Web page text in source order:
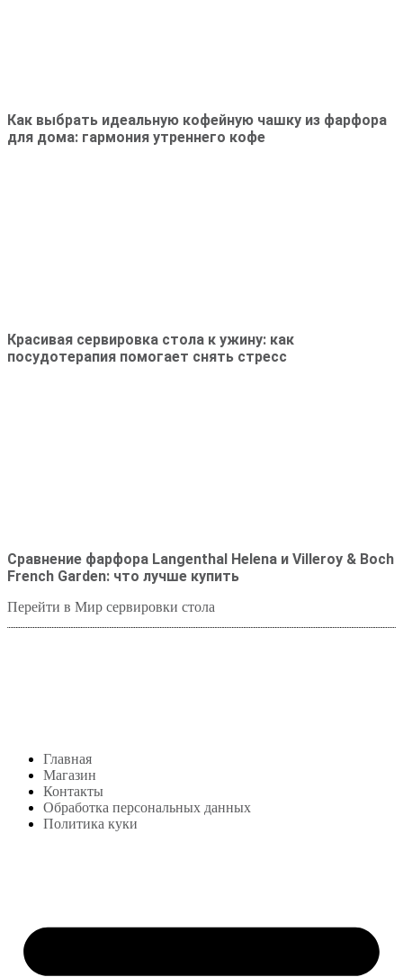
Как выбрать идеальную кофейную чашку из фарфора
для дома: гармония утреннего кофе
Красивая сервировка стола к ужину: как
посудотерапия помогает снять стресс
Сравнение фарфора Langenthal Helena и Villeroy & Boch
French Garden: что лучше купить
Перейти в Мир сервировки стола
Главная
Магазин
Контакты
Обработка персональных данных
Политика куки